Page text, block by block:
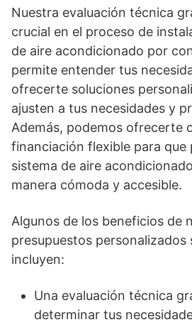
Nuestra evaluación técnica
crucial en el proceso de
de aire acondicionado por
permite entender tus
ofrecerte soluciones
ajusten a tus necesidades y
Además, podemos ofrecerte
financiación flexible para que
sistema de aire
manera cómoda y accesible.
Algunos de los beneficios de
presupuestos personalizados
incluyen:
Una evaluación técnica
determinar tus